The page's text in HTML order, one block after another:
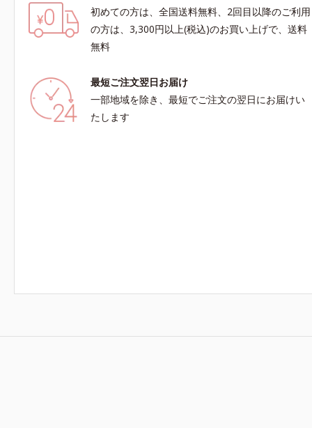
初めての方は、全国送料無料、2回目以降のご利用
の方は、3,300円以上(税込)のお買い上げで、送料
無料
最短ご注文翌日お届け
一部地域を除き、最短でご注文の翌日にお届けい
たします